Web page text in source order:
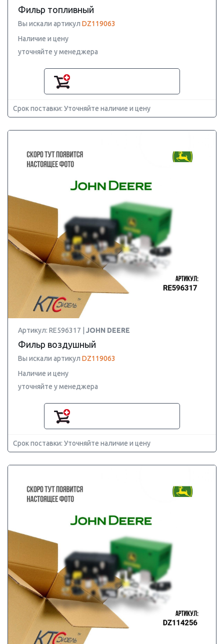
Фильр топливный
Вы искали артикул DZ119063
Наличие и цену
уточняйте у менеджера
Срок поставки: Уточняйте наличие и цену
Артикул: RE596317 | JOHN DEERE
Фильр воздушный
Вы искали артикул DZ119063
Наличие и цену
уточняйте у менеджера
Срок поставки: Уточняйте наличие и цену